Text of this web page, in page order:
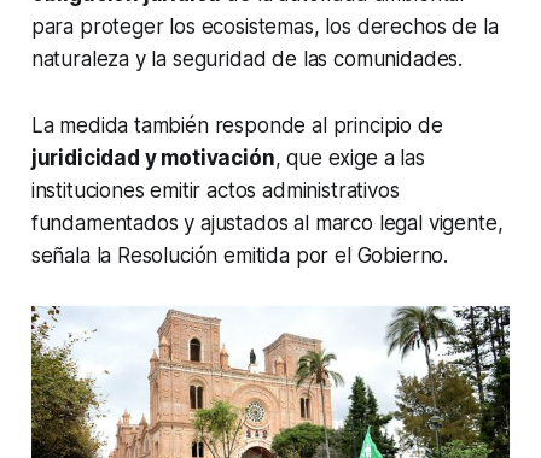
para proteger los ecosistemas, los derechos de la
naturaleza y la seguridad de las comunidades.
La medida también responde al principio de
juridicidad y motivación, que exige a las
instituciones emitir actos administrativos
fundamentados y ajustados al marco legal vigente,
señala la Resolución emitida por el Gobierno.